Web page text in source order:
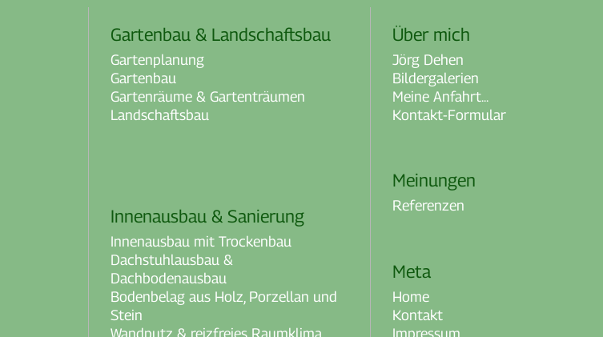
Gartenbau & Landschaftsbau
Gartenplanung
Gartenbau
Gartenräume & Gartenträumen
Landschaftsbau
Innenausbau & Sanierung
Innenausbau mit Trockenbau
Dachstuhlausbau &
Dachbodenausbau
Bodenbelag aus Holz, Porzellan und
Stein
Wandputz & reizfreies Raumklima
Über mich
Jörg Dehen
Bildergalerien
Meine Anfahrt...
Kontakt-Formular
Meinungen
Referenzen
Meta
Home
Kontakt
Impressum